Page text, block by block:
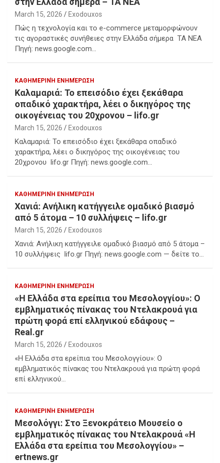
March 15, 2026 Exodouxos
Πώς η τεχνολογία και το e-commerce μεταμορφώνουν
τις αγοραστικές συνήθειες στην Ελλάδα σήμερα ΤΑ ΝΕΑ
Πηγή: news.google.com…
ΚΑΘΗΜΕΡΙΝΉ ΕΝΗΜΈΡΩΣΗ
Καλαμαριά: Το επεισόδιο έχει ξεκάθαρα
οπαδικό χαρακτήρα, λέει ο δικηγόρος της
οικογένειας του 20χρονου – lifo.gr
March 15, 2026 Exodouxos
Καλαμαριά: Το επεισόδιο έχει ξεκάθαρα οπαδικό
χαρακτήρα, λέει ο δικηγόρος της οικογένειας του
20χρονου lifo.gr Πηγή: news.google.com…
ΚΑΘΗΜΕΡΙΝΉ ΕΝΗΜΈΡΩΣΗ
Χανιά: Ανήλικη κατήγγειλε ομαδικό βιασμό
από 5 άτομα – 10 συλλήψεις – lifo.gr
March 15, 2026 Exodouxos
Χανιά: Ανήλικη κατήγγειλε ομαδικό βιασμό από 5 άτομα –
10 συλλήψεις lifo.gr Πηγή: news.google.com — δείτε το…
ΚΑΘΗΜΕΡΙΝΉ ΕΝΗΜΈΡΩΣΗ
«Η Ελλάδα στα ερείπια του Μεσολογγίου»: Ο
εμβληματικός πίνακας του Ντελακρουά για
πρώτη φορά επί ελληνικού εδάφους –
Real.gr
March 15, 2026 Exodouxos
«Η Ελλάδα στα ερείπια του Μεσολογγίου»: Ο
εμβληματικός πίνακας του Ντελακρουά για πρώτη φορά
επί ελληνικού…
ΚΑΘΗΜΕΡΙΝΉ ΕΝΗΜΈΡΩΣΗ
Μεσολόγγι: Στο Ξενοκράτειο Μουσείο ο
εμβληματικός πίνακας του Ντελακρουά «Η
Ελλάδα στα ερείπια του Μεσολογγίου» –
ertnews.gr